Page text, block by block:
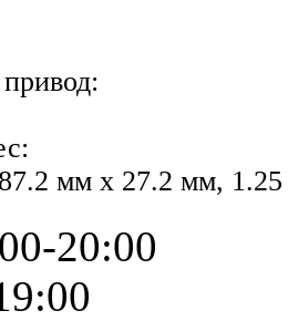
мм x 27.2 мм, 1.25
20:00